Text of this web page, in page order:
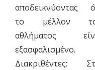
αποδεικνύοντας
το μέλλον
αθλήματος
εξασφαλισμένο.
​Διακριθέντες: